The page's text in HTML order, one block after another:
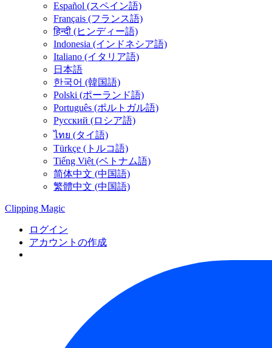
Español (スペイン語)
Français (フランス語)
हिन्दी (ヒンディー語)
Indonesia (インドネシア語)
Italiano (イタリア語)
日本語
한국어 (韓国語)
Polski (ポーランド語)
Português (ポルトガル語)
Русский (ロシア語)
ไทย (タイ語)
Türkçe (トルコ語)
Tiếng Việt (ベトナム語)
简体中文 (中国語)
繁體中文 (中国語)
Clipping Magic
ログイン
アカウントの作成